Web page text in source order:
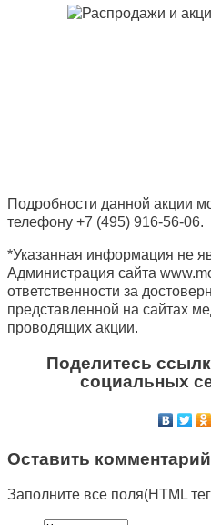
Подробности данной акции
телефону +7 (495) 916-56-06.
*Указанная информация не
Администрация сайта
ответственности за
представленной на сайтах
проводящих акции.
Поделитесь
социальных
Оставить комментарий
Заполните все поля(HTML